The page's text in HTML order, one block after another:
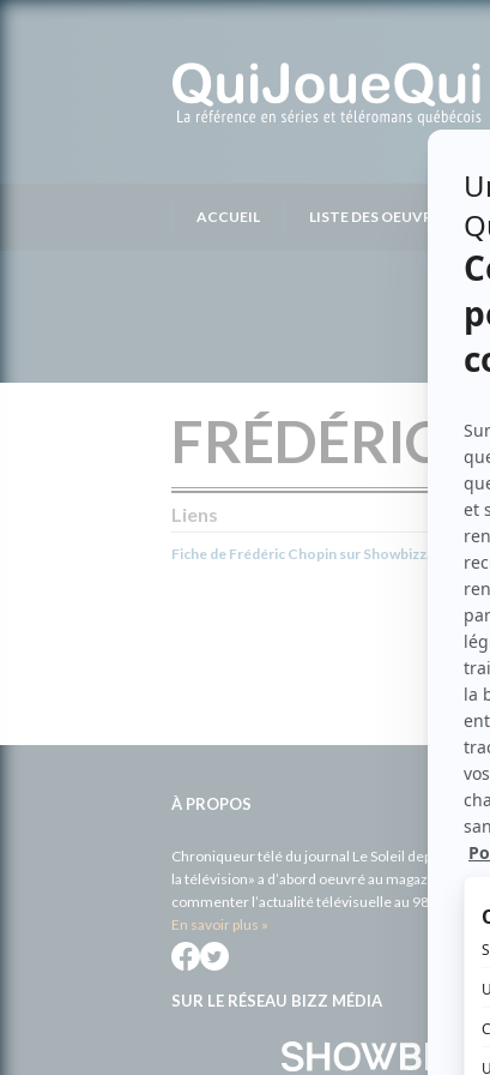
ACCUEIL LISTE DES OEUVRES
FRÉDÉRIC
Liens
Fiche de Frédéric Chopin sur Showbizz.net
À PROPOS
Chroniqueur télé du journal Le Soleil depuis
la télévision» a d’abord oeuvré au magazine TV
commenter l’actualité télévisuelle au 98,5.
En savoir plus »
SUR LE RÉSEAU BIZZ MÉDIA